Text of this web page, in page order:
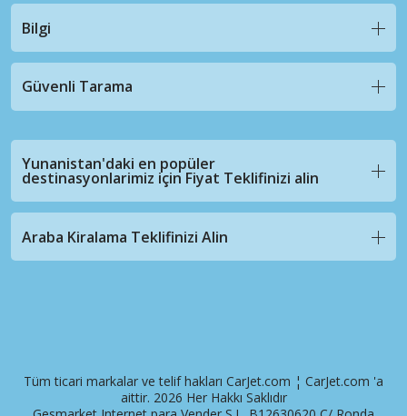
Bilgi
Güvenli Tarama
Yunanistan'daki en popüler
destinasyonlarimiz için Fiyat Teklifinizi alin
Araba Kiralama Teklifinizi Alin
Tüm ticari markalar ve telif hakları CarJet.com ¦ CarJet.com 'a
aittir. 2026 Her Hakkı Saklıdır